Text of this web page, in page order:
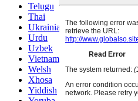
Telugu
Thai
Ukrainian
Urdu
Uzbek
Vietnamese
Welsh
Xhosa
Yiddish